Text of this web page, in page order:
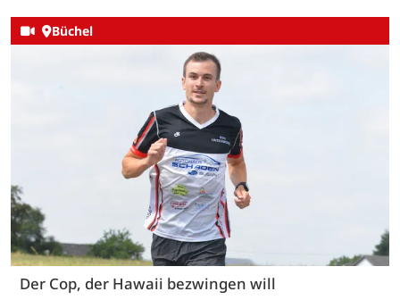
Büchel
Der Cop, der Hawaii bezwingen will